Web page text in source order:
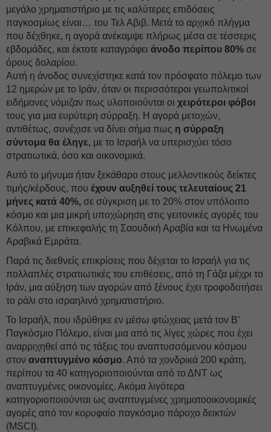
μεγάλο χρηματιστήριο με τις καλύτερες επιδόσεις
παγκοσμίως είναι… του Τελ Αβιβ. Μετά το αρχικό πλήγμα
που δέχθηκε, η αγορά ανέκαμψε πλήρως μέσα σε τέσσερις
εβδομάδες, και έκτοτε καταγράφει άνοδο περίπου 80% σε
όρους δολαρίου.
Αυτή η άνοδος συνεχίστηκε κατά τον πρόσφατο πόλεμο των
12 ημερών με το Ιράν, όταν οι περισσότεροι γεωπολιτικοί
ειδήμονες νόμιζαν πως υλοποιούνται οι χειρότεροι φόβοι
τους για μια ευρύτερη σύρραξη. Η αγορά μετοχών,
αντιθέτως, συνέχισε να δίνει σήμα πως η σύρραξη
σύντομα θα έληγε, με το Ισραήλ να υπερισχύει τόσο
στρατιωτικά, όσο και οικονομικά.
Αυτό το μήνυμα ήταν ξεκάθαρο στους μελλοντικούς δείκτες
τιμής/κέρδους, που έχουν αυξηθεί τους τελευταίους 21
μήνες κατά 40%, σε σύγκριση με το 20% στον υπόλοιπο
κόσμο και μια μικρή υποχώρηση στις γειτονικές αγορές του
Κόλπου, με επικεφαλής τη Σαουδική Αραβία και τα Ηνωμένα
Αραβικά Εμιράτα.
Παρά τις διεθνείς επικρίσεις που δέχεται το Ισραήλ για τις
πολλαπλές στρατιωτικές του επιθέσεις, από τη Γάζα μέχρι το
Ιράν, μια αύξηση των αγορών από ξένους έχει τροφοδοτήσει
το ράλι στο ισραηλινό χρηματιστήριο.
Το Ισραήλ, που ιδρύθηκε εν μέσω φτώχειας μετά τον Β’
Παγκόσμιο Πόλεμο, είναι μια από τις λίγες χώρες που έχει
αναρριχηθεί από τις τάξεις του αναπτυσσόμενου κόσμου
στον αναπτυγμένο κόσμο. Από τα χονδρικά 200 κράτη,
περίπου τα 40 κατηγοριοποιούνται από το ΔΝΤ ως
αναπτυγμένες οικονομίες. Ακόμα λιγότερα
κατηγοριοποιούνται ως αναπτυγμένες χρηματοοικονομικές
αγορές από τον κορυφαίο παγκόσμιο πάροχο δεικτών
(MSCI).